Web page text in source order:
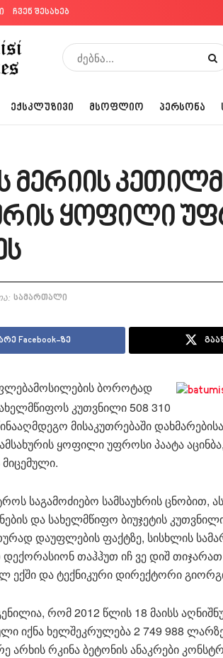
ჩვენ შესახებ
ᲔᲥᲡᲙᲚᲣᲖᲘᲕᲘ ᲛᲡᲝᲤᲚᲘᲝ ᲞᲔᲠᲡᲝᲜᲐ
მერიის
ყოფილი
სამართალი
Facebook-ზე
ბოროტად
კუთვნილი 508 310
მისაკუთრებაში
ყოფილი უფროსი პაატა
მიცემული.
საგამოძიებო სამსაუხრის ცნობით,
და სახელმწიფო ბიუჯეტის
დაუფლების ფაქტზე, სისხლის
დექორასიონ თაჰჰუთ იჩ ვე დიშ
და ტექნიკური დირექტორი
რომ 2012 წლის 18 მაისს
იქნა ხელშეკრულება 2 749 988
არხის რკინა ბეტონის ანაკრები